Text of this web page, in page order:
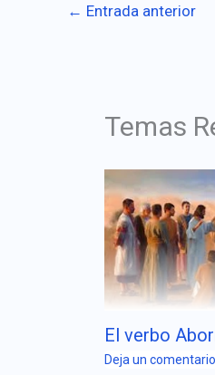
← Entrada anterior
Temas
El verbo
Deja un comentario